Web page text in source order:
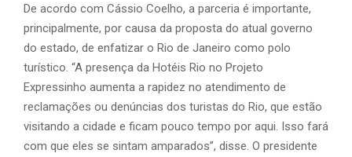
De acordo com Cássio Coelho, a parceria é importante,
principalmente, por causa da proposta do atual governo
do estado, de enfatizar o Rio de Janeiro como polo
turístico. “A presença da Hotéis Rio no Projeto
Expressinho aumenta a rapidez no atendimento de
reclamações ou denúncias dos turistas do Rio, que estão
visitando a cidade e ficam pouco tempo por aqui. Isso fará
com que eles se sintam amparados”, disse. O presidente